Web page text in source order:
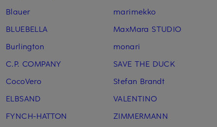
Blauer
BLUEBELLA
Burlington
C.P. COMPANY
CocoVero
ELBSAND
FYNCH-HATTON
marimekko
MaxMara STUDIO
monari
SAVE THE DUCK
Stefan Brandt
VALENTINO
ZIMMERMANN